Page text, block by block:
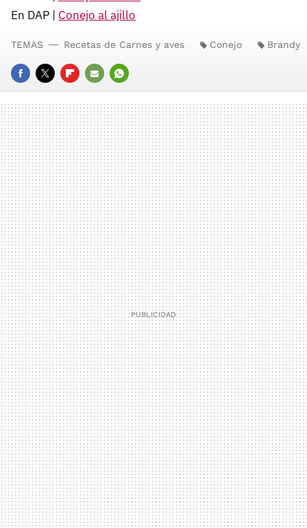
En DAP | Conejo al ajillo
FACEBOOK
TWITTERFLIPBOARD
E-
MAIL
WHATSAPP
TEMAS Recetas de Carnes y aves Conejo Brandy